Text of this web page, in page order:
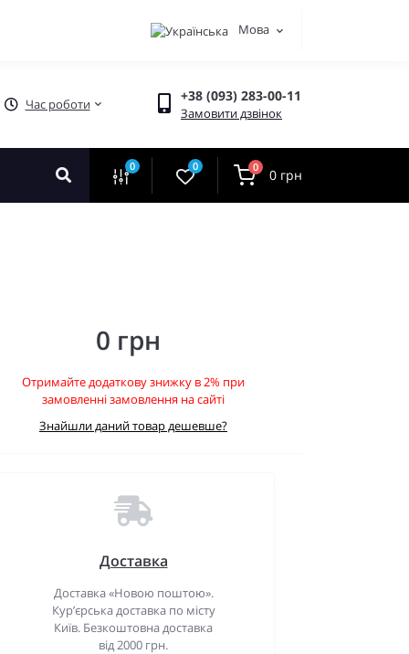
Мова
Час роботи +38 (093) 283-00-11
Замовити дзвінок
0 0 0 0 грн
0 грн
Отримайте додаткову знижку в 2% при
замовленні замовлення на сайті
Знайшли даний товар дешевше?
Доставка
Доставка «Новою поштою».
Кур’єрська доставка по місту
Київ. Безкоштовна доставка
від 2000 грн.